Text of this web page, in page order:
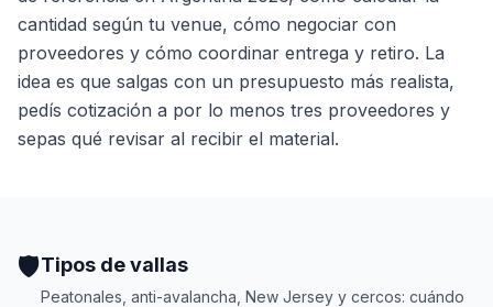
cantidad según tu venue, cómo negociar con
proveedores y cómo coordinar entrega y retiro. La
idea es que salgas con un presupuesto más realista,
pedís cotización a por lo menos tres proveedores y
sepas qué revisar al recibir el material.
🛡️Tipos de vallas
Peatonales, anti-avalancha, New Jersey y cercos: cuándo